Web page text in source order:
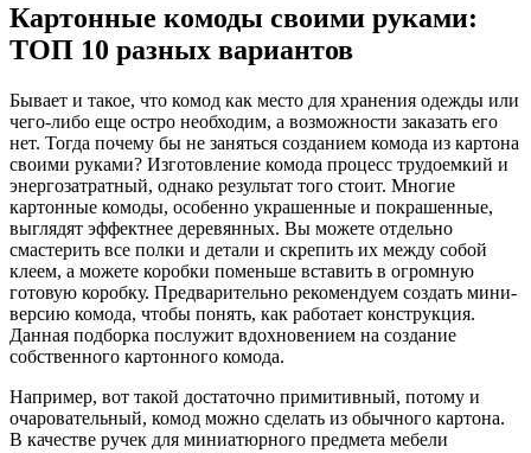
Картонные комоды своими руками:
ТОП 10 разных вариантов
Бывает и такое, что комод как место для хранения одежды или
чего-либо еще остро необходим, а возможности заказать его
нет. Тогда почему бы не заняться созданием комода из картона
своими руками? Изготовление комода процесс трудоемкий и
энергозатратный, однако результат того стоит. Многие
картонные комоды, особенно украшенные и покрашенные,
выглядят эффектнее деревянных. Вы можете отдельно
смастерить все полки и детали и скрепить их между собой
клеем, а можете коробки поменьше вставить в огромную
готовую коробку. Предварительно рекомендуем создать мини-
версию комода, чтобы понять, как работает конструкция.
Данная подборка послужит вдохновением на создание
собственного картонного комода.
Например, вот такой достаточно примитивный, потому и
очаровательный, комод можно сделать из обычного картона.
В качестве ручек для миниатюрного предмета мебели